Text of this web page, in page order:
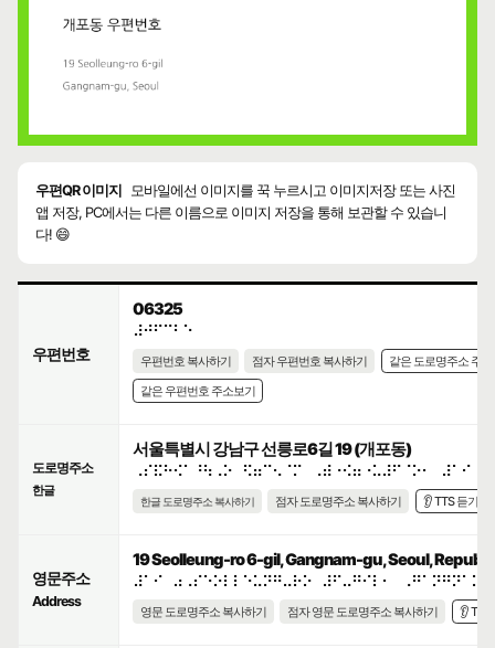
우편QR 이미지
모바일에선 이미지를 꾹 누르시고 이미지저장 또는 사진
앱 저장, PC에서는 다른 이름으로 이미지 저장을 통해 보관할 수 있습니
다! 😄
우편번호
06325
⠼⠚⠋⠉⠃⠑
우편번호 복사하기 점자 우편번호 복사하기
같은 도로명주소 주
같은 우편번호 주소보기
도로명주소
한글
서울특별시 강남구 선릉로6길 19 (개포동)
⠠⠎⠯⠓⠪⠁⠘⠳⠠⠕⠀⠫⠶⠉⠢⠈⠍⠀⠠⠾⠐⠪⠶⠐⠥⠼⠋⠈⠕⠂⠀⠼⠁⠊
한글 도로명주소 복사하기 점자 도로명주소 복사하기 👂 TTS 듣기
영문주소
Address
19 Seolleung-ro 6-gil, Gangnam-gu, Seoul,
영문 도로명주소 복사하기 점자 영문 도로명주소 복사하기 👂 TTS